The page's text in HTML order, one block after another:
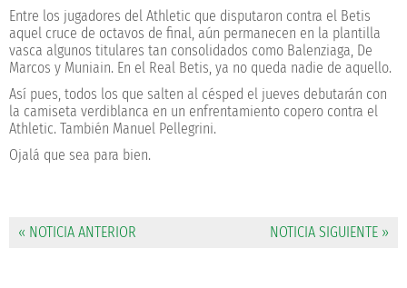
Entre los jugadores del Athletic que disputaron contra el Betis
aquel cruce de octavos de final, aún permanecen en la plantilla
vasca algunos titulares tan consolidados como Balenziaga, De
Marcos y Muniain. En el Real Betis, ya no queda nadie de aquello.
Así pues, todos los que salten al césped el jueves debutarán con
la camiseta verdiblanca en un enfrentamiento copero contra el
Athletic. También Manuel Pellegrini.
Ojalá que sea para bien.
« NOTICIA ANTERIOR NOTICIA SIGUIENTE »